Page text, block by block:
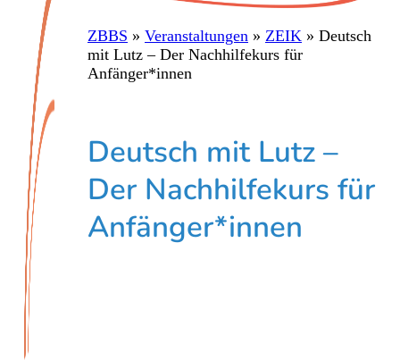
ZBBS » Veranstaltungen » ZEIK » Deutsch
mit Lutz – Der Nachhilfekurs für
Anfänger*innen
Deutsch mit Lutz –
Der Nachhilfekurs für
Anfänger*innen